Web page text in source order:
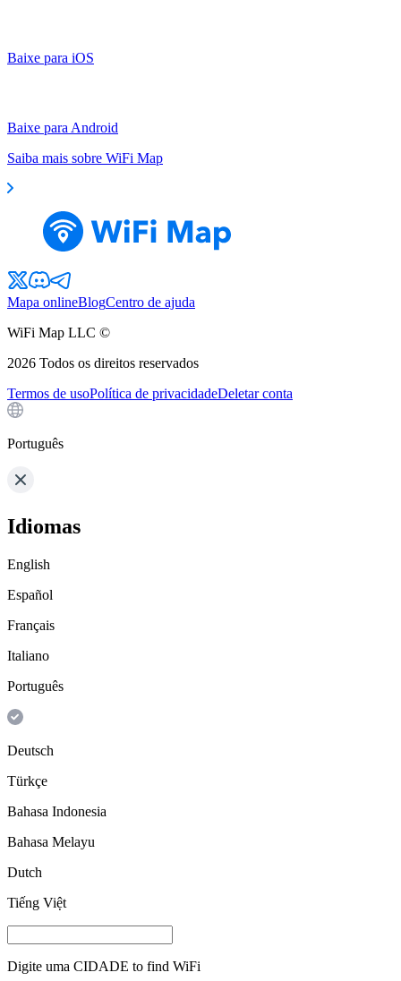
Baixe para iOS
Baixe para Android
Saiba mais sobre WiFi Map
Mapa onlineBlogCentro de ajuda
WiFi Map LLC ©
2026 Todos os direitos reservados
Termos de usoPolítica de privacidadeDeletar conta
Português
Idiomas
English
Español
Français
Italiano
Português
Deutsch
Türkçe
Bahasa Indonesia
Bahasa Melayu
Dutch
Tiếng Việt
Digite uma CIDADE to find WiFi